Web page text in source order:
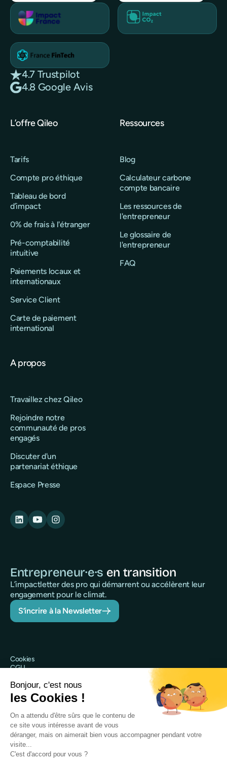
4.7 Trustpilot
4.8 Google Avis
L’offre Qileo
Tarifs
Compte pro éthique
Tableau de bord
d’impact
0% de frais à l'étranger
Pré-comptabilité
intuitive
Paiements locaux et
internationaux
Service Client
Carte de paiement
international
Ressources
Blog
Calculateur carbone
compte bancaire
Les ressources de
l'entrepreneur
Le glossaire de
l'entrepreneur
FAQ
A propos
Travaillez chez Qileo
Rejoindre notre
communauté de pros
engagés
Discuter d'un
partenariat éthique
Espace Presse
Entrepreneur·e·s en transition
L’impactletter des pro qui démarrent ou accélèrent leur
engagement pour le climat.
S’incrire à la Newsletter
@Qileo 2025
Site web réalisé par Digidop
Cookies
CGU
Sécurité
Mentions légales